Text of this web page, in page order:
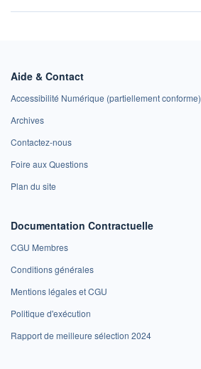
Aide & Contact
Accessibilité Numérique (partiellement conforme)
Archives
Contactez-nous
Foire aux Questions
Plan du site
Documentation Contractuelle
CGU Membres
Conditions générales
Mentions légales et CGU
Politique d'exécution
Rapport de meilleure sélection 2024